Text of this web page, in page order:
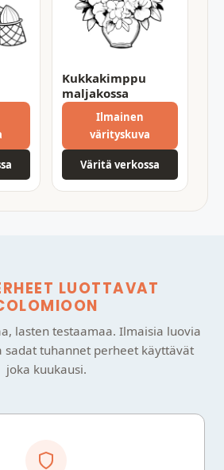
Kukkakimppu
maljakossa
Ilmainen
värityskuva
Väritä verkossa
LUOTTAVAT
lasten testaamaa. Ilmaisia luovia
tuhannet perheet käyttävät
joka kuukausi.